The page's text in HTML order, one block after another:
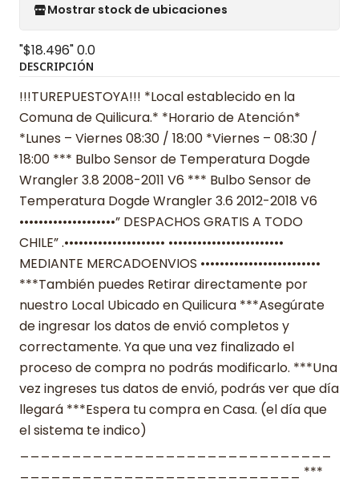
Mostrar stock de ubicaciones
"$18.496"0.0
DESCRIPCIÓN
!!!TUREPUESTOYA!!! *Local establecido en la
Comuna de Quilicura.* *Horario de Atención*
*Lunes – Viernes 08:30 / 18:00 *Viernes – 08:30 /
18:00 *** Bulbo Sensor de Temperatura Dogde
Wrangler 3.8 2008-2011 V6 *** Bulbo Sensor de
Temperatura Dogde Wrangler 3.6 2012-2018 V6
••••••••••••••••••••” DESPACHOS GRATIS A TODO
CHILE” .••••••••••••••••••••• ••••••••••••••••••••••••
MEDIANTE MERCADOENVIOS •••••••••••••••••••••••••
***También puedes Retirar directamente por
nuestro Local Ubicado en Quilicura ***Asegúrate
de ingresar los datos de envió completos y
correctamente. Ya que una vez finalizado el
proceso de compra no podrás modificarlo. ***Una
vez ingreses tus datos de envió, podrás ver que día
llegará ***Espera tu compra en Casa. (el día que
el sistema te indico)
___________________________ ***